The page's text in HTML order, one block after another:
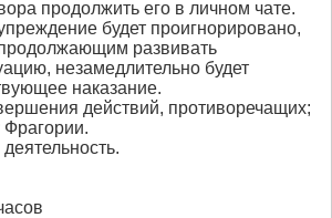
продолжить его в личном чате.
будет проигнорировано,
развивать
незамедлительно будет
наказание.
действий, противоречащих;
Фрагории.